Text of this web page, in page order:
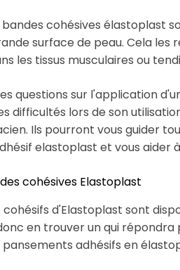
cohésives élastoplast
surface de peau. Cela les
les tissus musculaires ou
questions sur l'application
difficultés lors de son
Ils pourront vous guider
elastoplast et vous aider
cohésives Elastoplast
cohésifs d'Elastoplast sont
en trouver un qui
pansements adhésifs en